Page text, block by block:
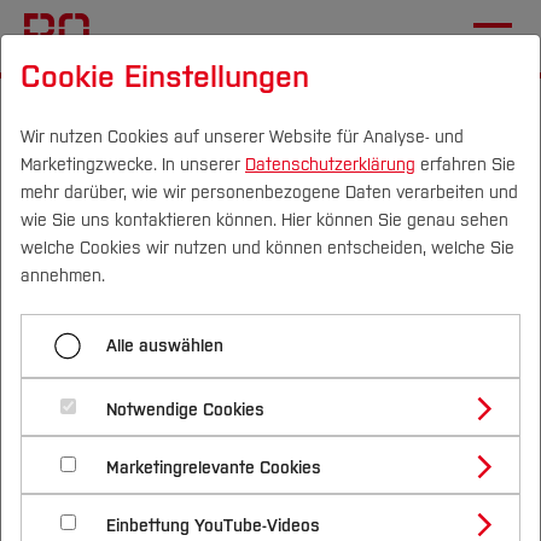
Campus Personen DE|EN Quicklinks
Studium
Studienangebote
Bachelorstudiengänge
Masterstudiengänge
Vor dem Studium
Bewerben & Einschreiben
Bewerbungsportal
Im Studium
Studienbüros und Prüfungen
Nach dem Studium
Forschung & Transfer
Profil
Forschungs- und Transferprofil
Schwerpunkte (FuT)
Beratung & Förderung
Nachhaltigkeit
Nachhaltigkeit studieren
International
Alle Modelle
BOcruiser
Menü aufklappen
Hans Go! 2003
Hans Go! 2005
SolarWorld No. 1
BOcruiser
BOcruiser
Cookie Einstellungen
Wir nutzen Cookies auf unserer Website für Analyse- und
Marketingzwecke. In unserer Datenschutzerklärung erfahren Sie
mehr darüber, wie wir personenbezogene Daten verarbeiten und
wie Sie uns kontaktieren können. Hier können Sie genau sehen
welche Cookies wir nutzen und können entscheiden, welche Sie
annehmen.
Alle auswählen
Notwendige Cookies
Marketingrelevante Cookies
Einbettung YouTube-Videos